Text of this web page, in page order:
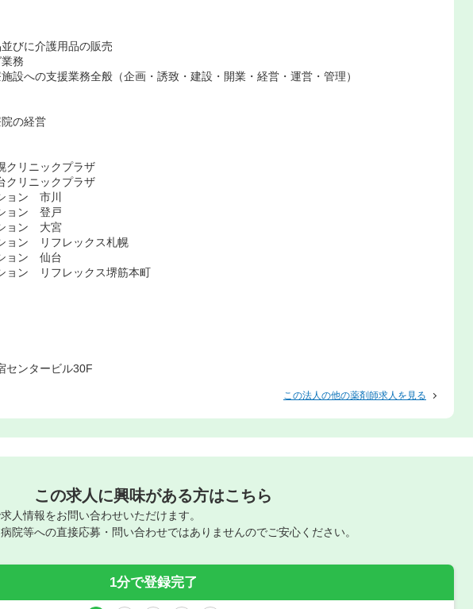
びに介護用品の販売
務
設への支援業務全般（企画・誘致・建設・開業・経営・運営・管理）
の経営
クリニックプラザ
クリニックプラザ
ョン 市川
ョン 登戸
ョン 大宮
ョン リフレックス札幌
ョン 仙台
ョン リフレックス堺筋本町
センタービル30F
この法人の他の薬剤師求人を見る
この求人に興味がある方はこちら
人情報をお問い合わせいただけます。
院等への直接応募・問い合わせではありませんのでご安心ください。
1分で登録完了